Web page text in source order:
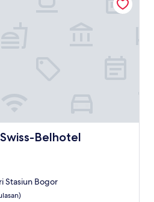
Belhotel
International
Stasiun Bogor